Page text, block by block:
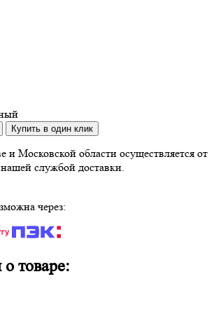
Купить в один клик
и Московской области осуществляется от
службой доставки.
через:
товаре: